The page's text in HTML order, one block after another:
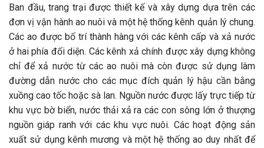
Ban đầu, trang trại được thiết kế và xây dựng dựa trên các
đơn vị vận hành ao nuôi và một hệ thống kênh quản lý chung.
Các ao được bố trí thành hàng với các kênh cấp và xả nước
ở hai phía đối diện. Các kênh xả chính được xây dựng không
chỉ để xả nước từ các ao nuôi mà còn được sử dụng làm
đường dẫn nước cho các mục đích quản lý hậu cần bằng
xuồng cao tốc hoặc sà lan. Nguồn nước được lấy trực tiếp từ
khu vực bờ biển, nước thải xả ra các con sông lớn ở thượng
nguồn giáp ranh với các khu vực nuôi. Các hoạt động sản
xuất sử dụng kênh mương và một hệ thống ao duy nhất để